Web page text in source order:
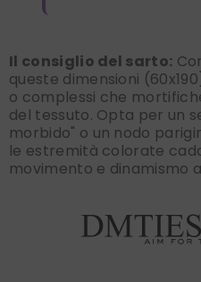
Il consiglio del sarto:
queste dimensioni
o complessi che
del tessuto. Opta per un
morbido" o un nodo
le estremità colorate
movimento e dinamismo